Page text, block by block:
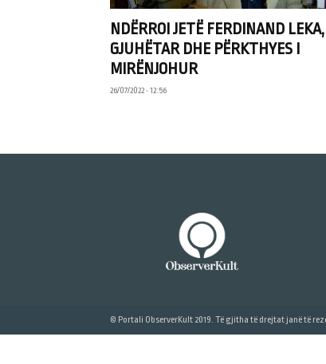
NDËRROI JETË FERDINAND LEKA,
GJUHËTAR DHE PËRKTHYES I
MIRËNJOHUR
26/07/2022 • 12:56
© Portali ObserverKult 2019. Të gjitha të drejtat janë të